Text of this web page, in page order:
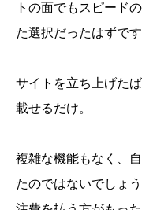
トの面でもスピード
た選択だったはずです
サイトを立ち上げた
載せるだけ。
複雑な機能もなく、
たのではないでしょ